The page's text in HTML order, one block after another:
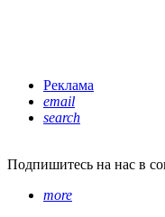
Реклама
email
search
Подпишитесь на нас в
more